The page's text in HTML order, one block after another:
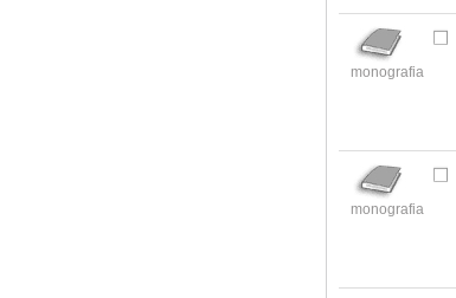
monografia
monografia